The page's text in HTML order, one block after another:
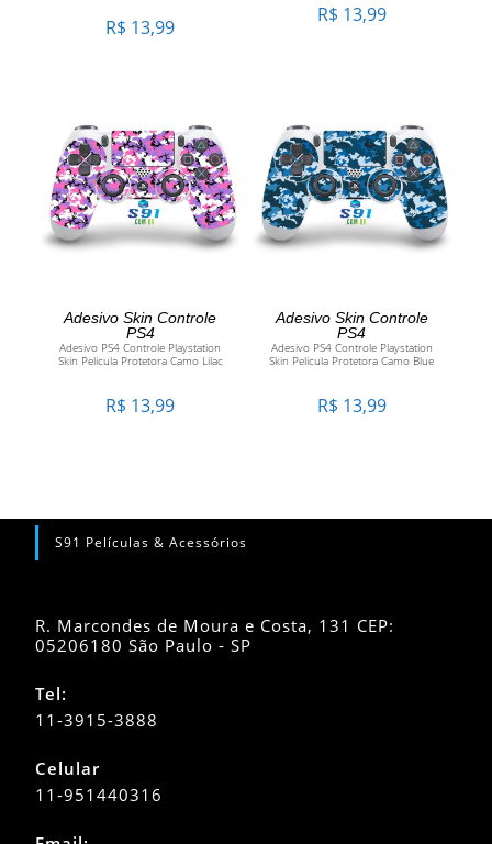
R$ 13,99
R$ 13,99
ADICIONAR AO CARRINHO
Adesivo Skin Controle
PS4
Adesivo PS4 Controle Playstation
Skin Pelicula Protetora Camo Lilac
R$ 13,99
ADICIONAR AO CARRINHO
Adesivo Skin Controle
PS4
Adesivo PS4 Controle Playstation
Skin Pelicula Protetora Camo Blue
R$ 13,99
S91 Películas & Acessórios
R. Marcondes de Moura e Costa, 131 CEP:
05206180 São Paulo - SP
Tel:
11-3915-3888
Celular
11-951440316